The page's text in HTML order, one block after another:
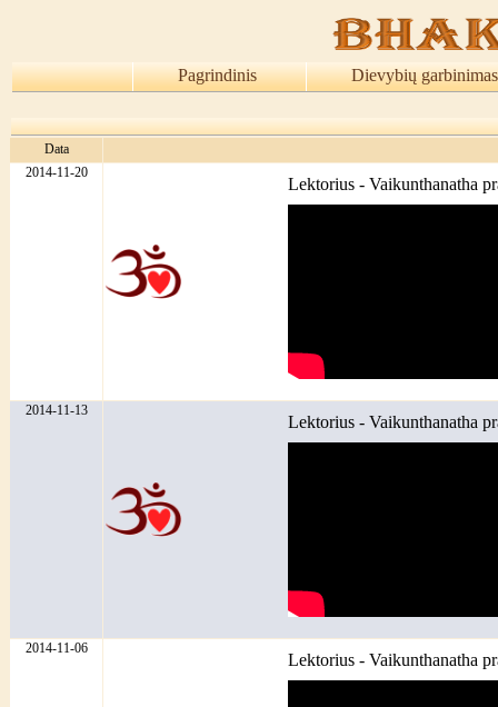
Pagrindinis Dievybių garbinimas
Data
2014-11-20
Lektorius - Vaikunthanatha
2014-11-13
Lektorius - Vaikunthanatha
2014-11-06
Lektorius - Vaikunthanatha